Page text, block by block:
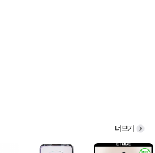
더보기